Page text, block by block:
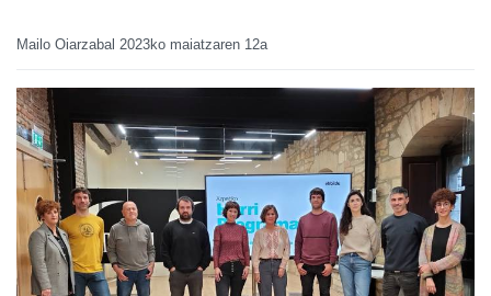
Mailo Oiarzabal 2023ko maiatzaren 12a